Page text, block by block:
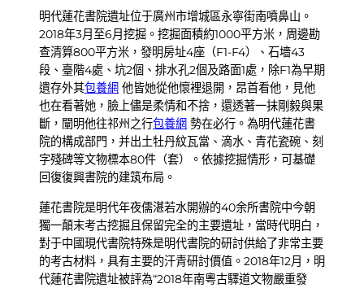
明代蓮花書院遺址位于廣州市增城區永寧街南噴鼻山。
2018年3月至6月挖掘。挖掘面積約1000平方米，周邊勘
查清算800平方米，發明房址4座（F1-F4）、石墻43
段、臺階4處、坑2個、排水孔2個及路面1處，除F1為早期
遺存外其包養網 他皆她從他懷裡退開，昂首看他，見他
也在看著她，臉上儘是柔情和不捨，還透著一抹剛毅與果
斷，闡明他往祁州之行包養網 勢在必行。為明代蓮花書
院的構成部門，并出土牡丹紋瓦當、滴水、青花瓷碗、刻
字殘碑等文物標本80件（套）。依據挖掘情形，可基礎
回復復興書院的建筑布局。
蓮花書院是明代年夜儒湛若水開辦的40余所書院中今朝
獨一顛末考古挖掘且保留完全的主要遺址，當時代明白，
對于中國現代書院特殊是明代書院的研討供給了非常主要
的考古材料，具有主要的汗青研討價值。2018年12月，明
代蓮花書院遺址被評為“2018年南粵古驛道文物嚴重發